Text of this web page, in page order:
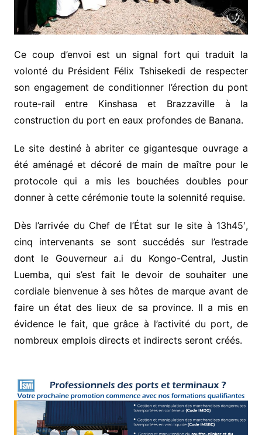
Ce coup d’envoi est un signal fort qui traduit la
volonté du Président Félix Tshisekedi de respecter
son engagement de conditionner l’érection du pont
route-rail entre Kinshasa et Brazzaville à la
construction du port en eaux profondes de Banana.
Le site destiné à abriter ce gigantesque ouvrage a
été aménagé et décoré de main de maître pour le
protocole qui a mis les bouchées doubles pour
donner à cette cérémonie toute la solennité requise.
Dès l’arrivée du Chef de l’État sur le site à 13h45′,
cinq intervenants se sont succédés sur l’estrade
dont le Gouverneur a.i du Kongo-Central, Justin
Luemba, qui s’est fait le devoir de souhaiter une
cordiale bienvenue à ses hôtes de marque avant de
faire un état des lieux de sa province. Il a mis en
évidence le fait, que grâce à l’activité du port, de
nombreux emplois directs et indirects seront créés.